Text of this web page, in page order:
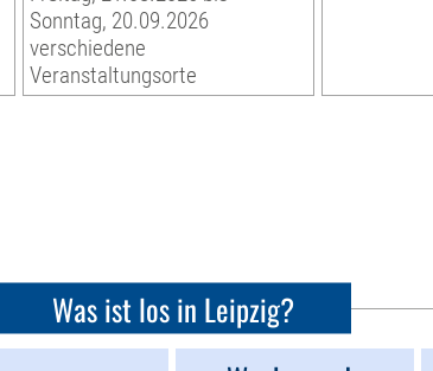
Sonntag, 20.09.2026
verschiedene
Veranstaltungsorte
Was ist los in Leipzig?